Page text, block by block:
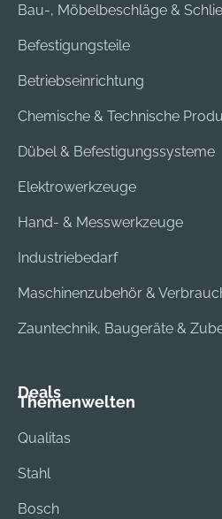
Bau-, Möbelbeschläge &
Befestigungsteile
Betriebseinrichtung
Chemische & Technische
Dübel & Befestigungssysteme
Elektrowerkzeuge
Hand- & Messwerkzeuge
Industriebedarf
Maschinenzubehör &
Zauntechnik, Baugeräte &
Deals
Themenwelten
Qualitas
Stahl
Bosch